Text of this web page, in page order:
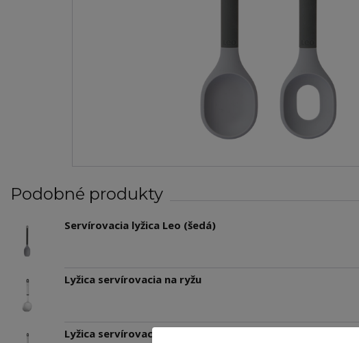
Podobné produkty
Servírovacia lyžica Leo (šedá)
Lyžica servírovacia na ryžu
Lyžica servírovacia na cestoviny